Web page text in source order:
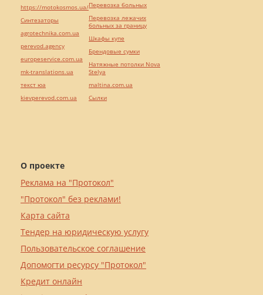
О проекте
Реклама на "Протокол"
"Протокол" без реклами!
Карта сайта
Тендер на юридическую услугу
Пользовательское соглашение
Допомогти ресурсу "Протокол"
Кредит онлайн
https://motokosmos.ua/
Синтезаторы
agrotechnika.com.ua
perevod.agency
europeservice.com.ua
mk-translations.ua
текст юа
kievperevod.com.ua
Перевозка больных
Перевозка лежачих
больных за границу
Шкафы купе
Брендовые сумки
Натяжные потолки Nova
Stelya
maltina.com.ua
Cылки